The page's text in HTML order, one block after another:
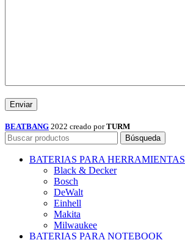
BEATBANG 2022 creado porTURM
Búsqueda
BATERIAS PARA HERRAMIENTAS
Black & Decker
Bosch
DeWalt
Einhell
Makita
Milwaukee
BATERIAS PARA NOTEBOOK